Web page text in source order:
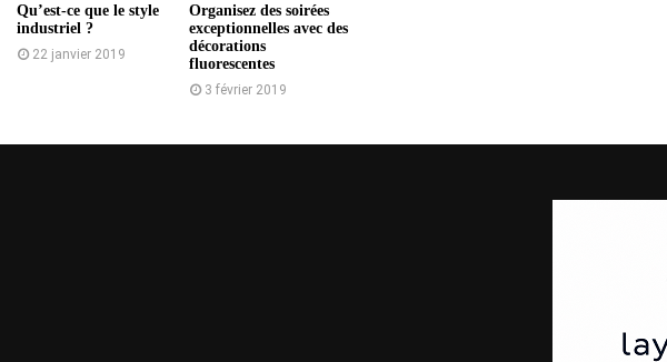
Qu’est-ce que le style
industriel ?
22 janvier 2019
Organisez des soirées
exceptionnelles avec des
décorations
fluorescentes
3 février 2019